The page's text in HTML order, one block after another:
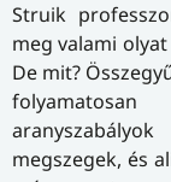
Struik
meg valami
De mit?
megszegek, és